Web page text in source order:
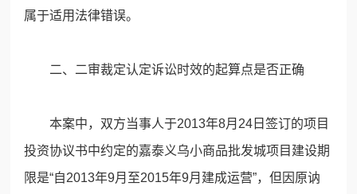
属于适用法律错误。
二、二审裁定认定诉讼时效的起算点是否正确
本案中，双方当事人于2013年8月24日签订的项目
投资协议书中约定的嘉泰义乌小商品批发城项目建设期
限是“自2013年9月至2015年9月建成运营”，但因原讷